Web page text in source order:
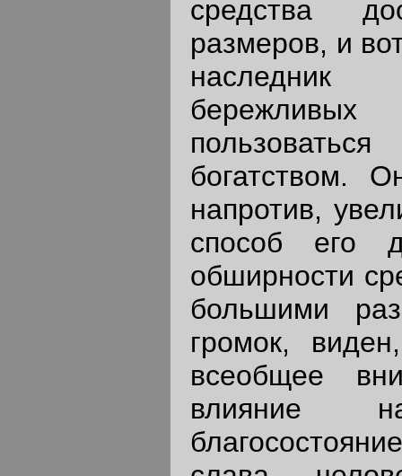
средства
размеров, и
наследник
бережливых
богатством.
напротив,
способ его
обширности
большими
громок,
всеобщее
влияние